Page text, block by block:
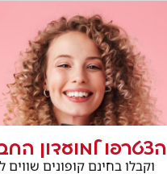
הצטרפו למועדון
וקבלו בחינם קופונים שווים